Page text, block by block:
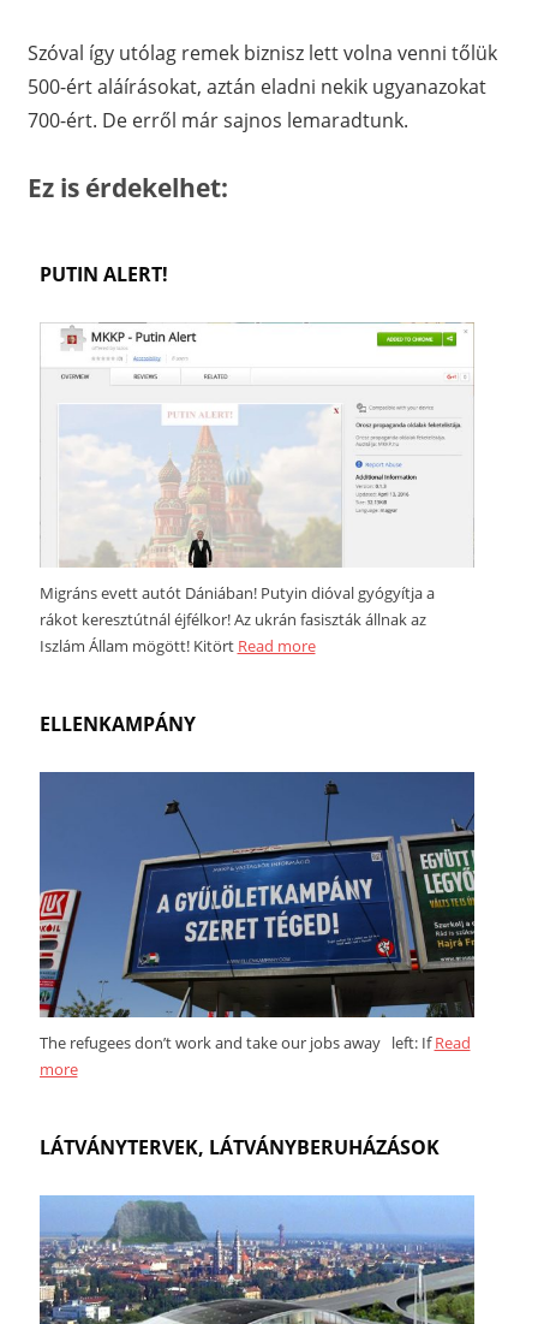
Szóval így utólag remek biznisz lett volna venni tőlük
500-ért aláírásokat, aztán eladni nekik ugyanazokat
700-ért. De erről már sajnos lemaradtunk.
Ez is érdekelhet:
PUTIN ALERT!
Migráns evett autót Dániában! Putyin dióval gyógyítja a
rákot keresztútnál éjfélkor! Az ukrán fasiszták állnak az
Iszlám Állam mögött! Kitört Read more
ELLENKAMPÁNY
The refugees don’t work and take our jobs away left: IfRead
more
LÁTVÁNYTERVEK, LÁTVÁNYBERUHÁZÁSOK